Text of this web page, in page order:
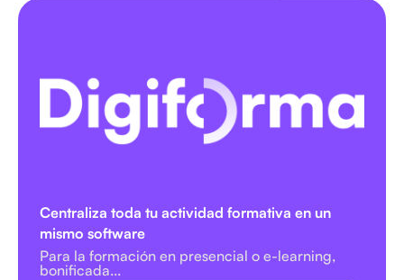
Centraliza toda tu actividad formativa en un
mismo software
Para la formación en presencial o e-learning,
bonificada...